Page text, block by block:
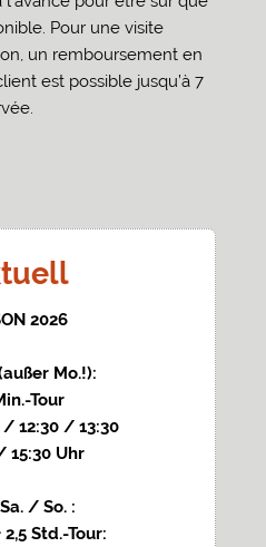
Pour une visite
un remboursement en
est possible jusqu’à 7
2026
Mo.!):
Tour
/ 12:30 / 13:30
15:30 Uhr
/ So. :
2,5 Std.-Tour: